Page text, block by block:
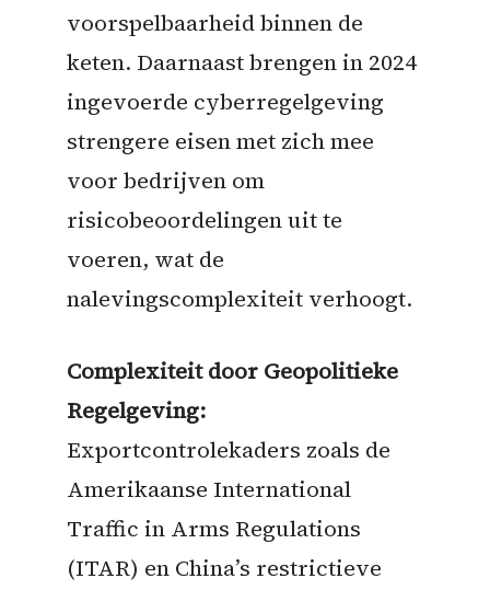
voorspelbaarheid binnen de
keten. Daarnaast brengen in 2024
ingevoerde cyberregelgeving
strengere eisen met zich mee
voor bedrijven om
risicobeoordelingen uit te
voeren, wat de
nalevingscomplexiteit verhoogt.
Complexiteit door Geopolitieke
Regelgeving:
Exportcontrolekaders zoals de
Amerikaanse International
Traffic in Arms Regulations
(ITAR) en China’s restrictieve